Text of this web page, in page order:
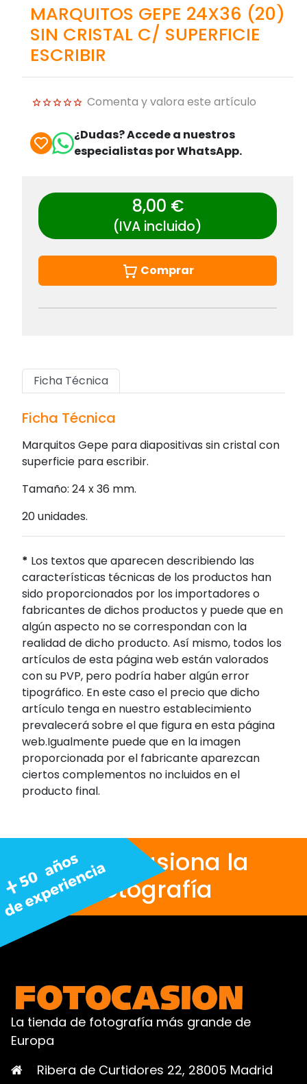
MARQUITOS GEPE 24X36 (20)
SIN CRISTAL C/ SUPERFICIE
ESCRIBIR
Comenta y valora este artículo
¿Dudas? Accede a nuestros
especialistas por WhatsApp.
8,00 €
(IVA incluido)
Comprar
Ficha Técnica
Ficha Técnica
Marquitos Gepe para diapositivas sin cristal con
superficie para escribir.
Tamaño: 24 x 36 mm.
20 unidades.
* Los textos que aparecen describiendo las
características técnicas de los productos han
sido proporcionados por los importadores o
fabricantes de dichos productos y puede que en
algún aspecto no se correspondan con la
realidad de dicho producto. Así mismo, todos los
artículos de esta página web están valorados
con su PVP, pero podría haber algún error
tipográfico. En este caso el precio que dicho
artículo tenga en nuestro establecimiento
prevalecerá sobre el que figura en esta página
web.Igualmente puede que en la imagen
proporcionada por el fabricante aparezcan
ciertos complementos no incluidos en el
producto final.
Nos apasiona la
fotografía
La tienda de fotografía más grande de
Europa
Ribera de Curtidores 22, 28005 Madrid